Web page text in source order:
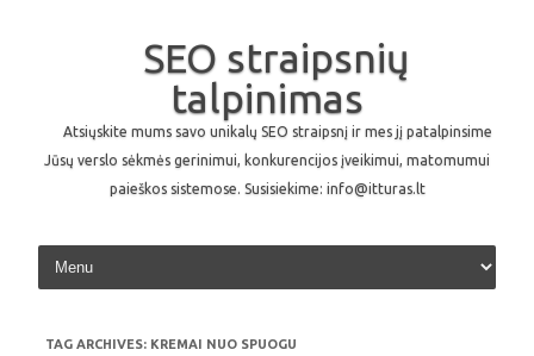
SEO straipsnių
talpinimas
Atsiųskite mums savo unikalų SEO straipsnį ir mes jį patalpinsime
Jūsų verslo sėkmės gerinimui, konkurencijos įveikimui, matomumui
paieškos sistemose. Susisiekime: info@itturas.lt
Skip to content
TAG ARCHIVES: KREMAI NUO SPUOGU